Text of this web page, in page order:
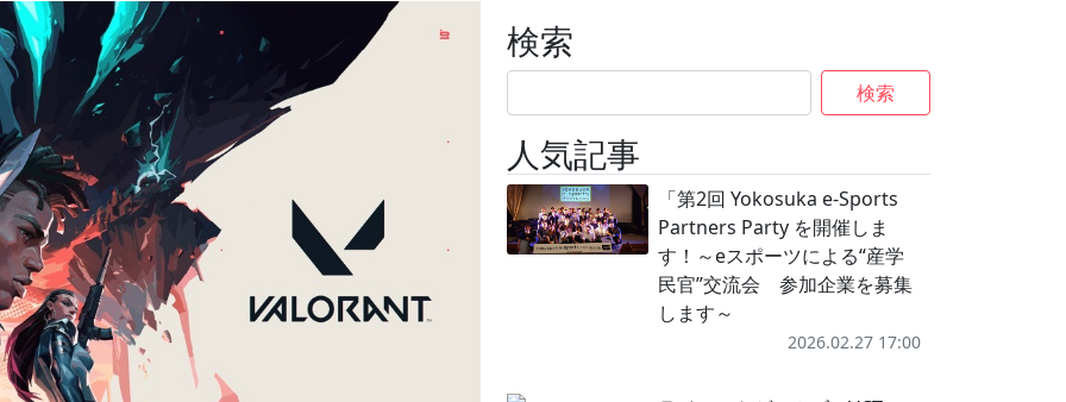
検索
検索
人気記事
「第2回 Yokosuka e-Sports
Partners Party を開催しま
す！～eスポーツによる“産学
民官”交流会 参加企業を募集
します～
2026.02.27 17:00